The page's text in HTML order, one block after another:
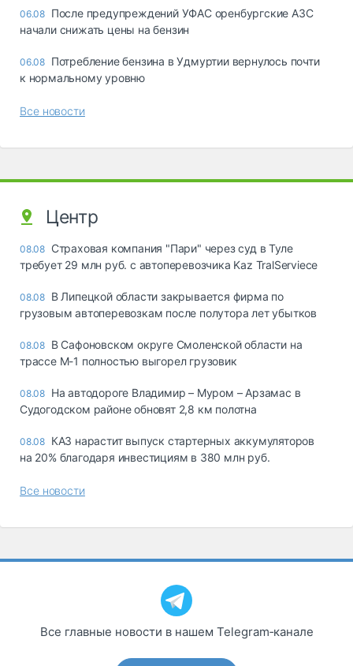
06.08 После предупреждений УФАС оренбургские АЗС
начали снижать цены на бензин
06.08 Потребление бензина в Удмуртии вернулось почти
к нормальному уровню
Все новости
Центр
08.08 Страховая компания "Пари" через суд в Туле
требует 29 млн руб. с автоперевозчика Kaz TralServiece
08.08 В Липецкой области закрывается фирма по
грузовым автоперевозкам после полутора лет убытков
08.08 В Сафоновском округе Смоленской области на
трассе М-1 полностью выгорел грузовик
08.08 На автодороге Владимир – Муром – Арзамас в
Судогодском районе обновят 2,8 км полотна
08.08 КАЗ нарастит выпуск стартерных аккумуляторов
на 20% благодаря инвестициям в 380 млн руб.
Все новости
Все главные новости в нашем Telegram‑канале